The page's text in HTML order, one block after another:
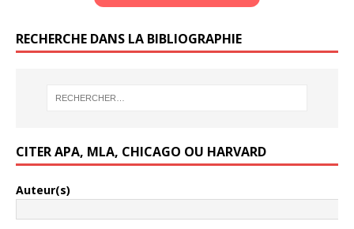
RECHERCHE DANS LA BIBLIOGRAPHIE
CITER APA, MLA, CHICAGO OU HARVARD
Auteur(s)